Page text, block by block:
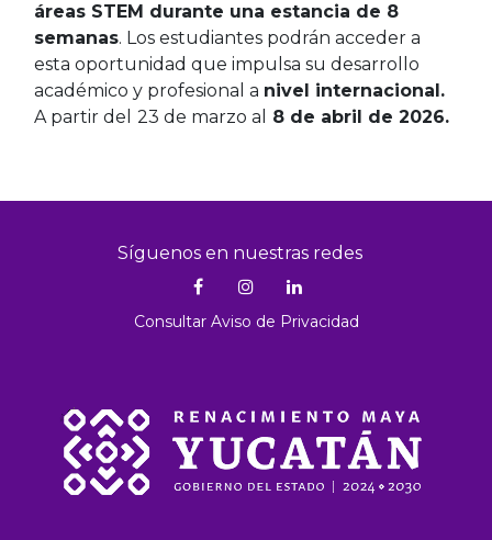
áreas STEM durante una estancia de 8
semanas. Los estudiantes podrán acceder a
esta oportunidad que impulsa su desarrollo
académico y profesional a nivel internacional.
A partir del 23 de marzo al 8 de abril de 2026.
Síguenos en nuestras redes
Consultar Aviso de Privacidad